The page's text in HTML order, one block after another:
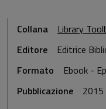
Collana
Library
Editore
Editrice
Formato
Ebook -
Pubblicazione
2015